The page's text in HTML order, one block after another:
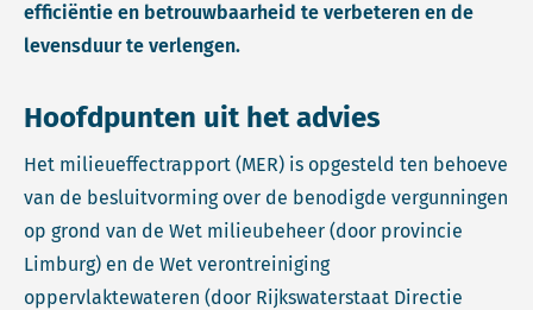
efficiëntie en betrouwbaarheid te verbeteren en de
levensduur te verlengen.
Hoofdpunten uit het advies
Het milieueffectrapport (MER) is opgesteld ten behoeve
van de besluitvorming over de benodigde vergunningen
op grond van de Wet milieubeheer (door provincie
Limburg) en de Wet verontreiniging
oppervlaktewateren (door Rijkswaterstaat Directie